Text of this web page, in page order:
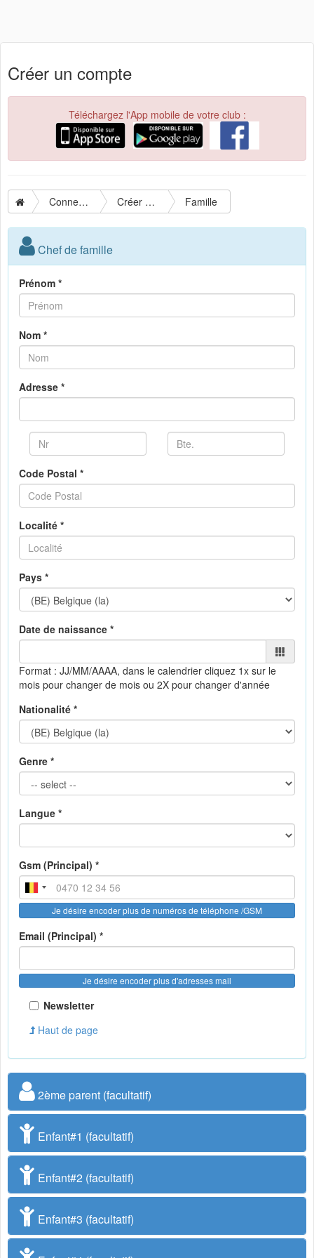
Créer un compte
Téléchargez l'App mobile de votre club :
Connexion Créer un compte Famille
Chef de famille
Prénom *
Nom *
Adresse *
Code Postal *
Localité *
Pays *
Date de naissance *
Format : JJ/MM/AAAA, dans le calendrier cliquez 1x sur le
mois pour changer de mois ou 2X pour changer d'année
Nationalité *
Genre *
Langue *
Gsm (Principal) *
Je désire encoder plus de numéros de téléphone /GSM
Email (Principal) *
Je désire encoder plus d'adresses mail
Newsletter
Haut de page
2ème parent (facultatif)
Enfant#1 (facultatif)
Enfant#2 (facultatif)
Enfant#3 (facultatif)